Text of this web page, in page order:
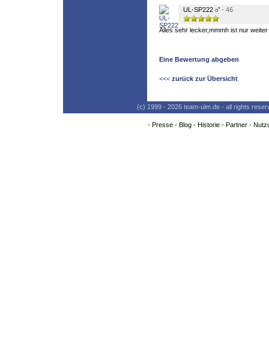
UL-SP222 - 46
Alles sehr lecker,mmmh ist nur
Eine Bewertung abgeben
<<< zurück zur Übersicht
(c) 1999 - 2026 team-ulm.de - all rights
- Presse- Blog- Historie- Partner-